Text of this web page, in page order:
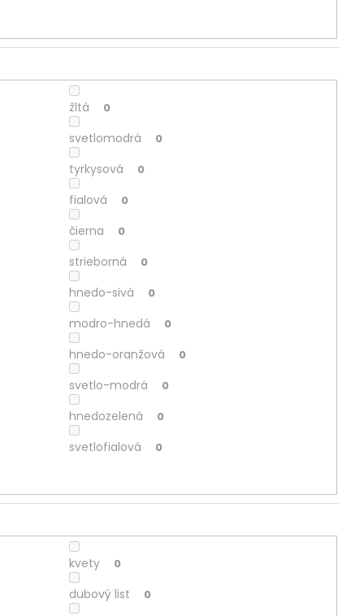
žltá 0
svetlomodrá 0
tyrkysová 0
fialová 0
čierna 0
strieborná 0
hnedo-sivá 0
modro-hnedá 0
hnedo-oranžová 0
svetlo-modrá 0
hnedozelená 0
svetlofialová 0
kvety 0
dubový list 0